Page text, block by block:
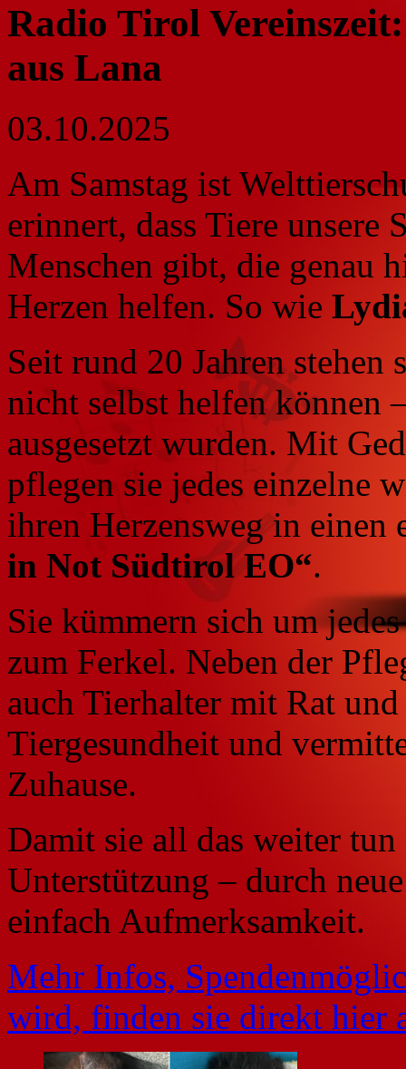
Radio Tirol
aus Lana
03.10.2025
Am Samstag ist
erinnert, dass Tiere unsere
Menschen gibt, die genau
Herzen helfen. So wie
Seit rund 20 Jahren stehen
nicht selbst helfen können
ausgesetzt wurden. Mit
pflegen sie jedes einzelne
ihren Herzensweg in einen
in Not Südtirol EO“.
Sie kümmern sich um
zum Ferkel. Neben der
auch Tierhalter mit Rat
Tiergesundheit und
Zuhause.
Damit sie all das weiter tun
Unterstützung – durch
einfach Aufmerksamkeit.
Mehr Infos,
wird, finden sie direkt hier